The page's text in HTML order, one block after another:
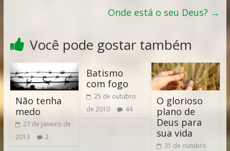
Onde está o seu Deus? →
Você pode gostar também
Não tenha
medo
27 de janeiro de
2013
2
Batismo
com fogo
25 de outubro
de 2010
44
O glorioso
plano de
Deus para
sua vida
31 de outubro